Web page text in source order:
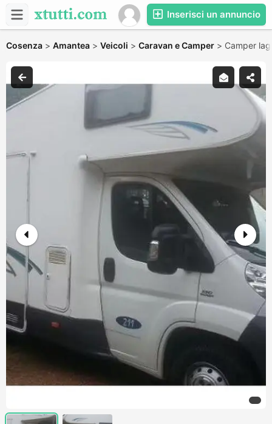
Inserisci un annuncio
Cosenza > Amantea > Veicoli > Caravan e Camper > Camper